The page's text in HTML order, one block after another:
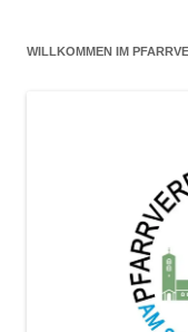
WILLKOMMEN IM